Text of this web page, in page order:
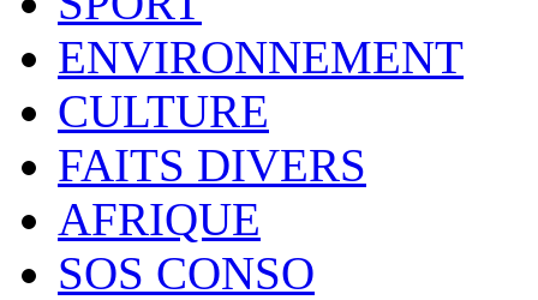
ENVIRONNEMENT
CULTURE
FAITS DIVERS
AFRIQUE
SOS CONSO